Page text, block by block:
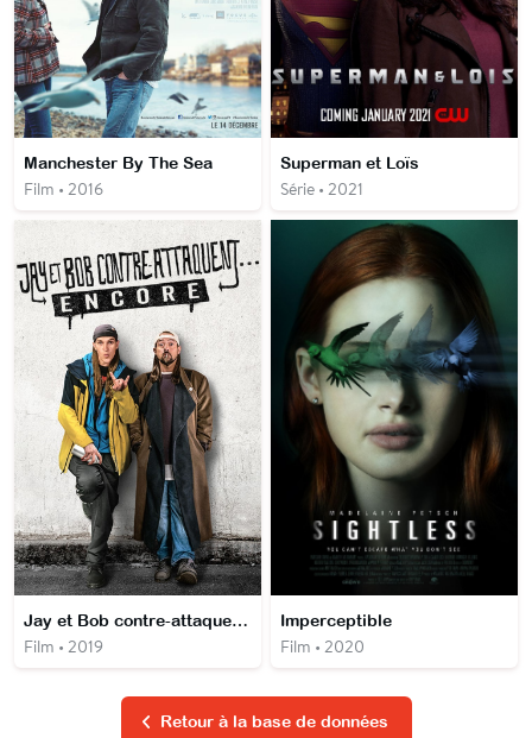
Manchester By The Sea
Film • 2016
Superman et Loïs
Série • 2021
Jay et Bob contre-attaquent... encore
Film • 2019
Imperceptible
Film • 2020
Retour à la base de données